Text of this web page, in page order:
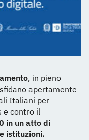
, in pieno
apertamente
Italiani per
e contro il
in un atto di
istituzioni.